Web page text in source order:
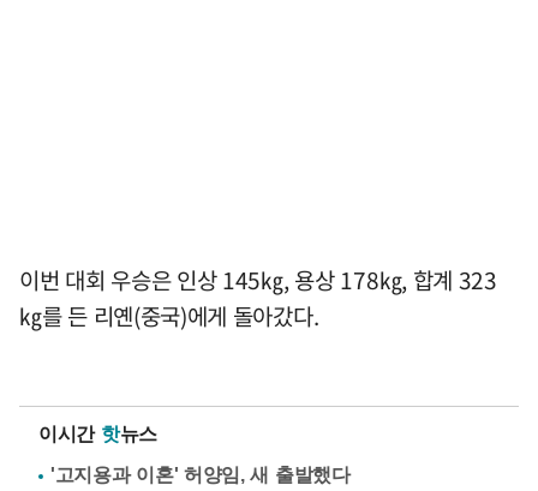
이번 대회 우승은 인상 145㎏, 용상 178㎏, 합계 323
㎏를 든 리옌(중국)에게 돌아갔다.
이시간 핫뉴스
'고지용과 이혼' 허양임, 새 출발했다